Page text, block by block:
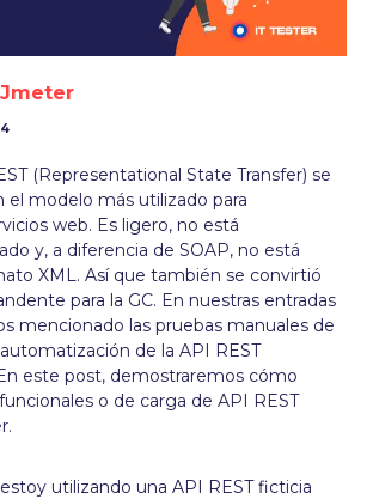
(Representational State Transfer) se
el modelo más utilizado para
web. Es ligero, no está
y, a diferencia de SOAP, no está
XML. Así que también se convirtió
para la GC. En nuestras entradas
mencionado las pruebas manuales de
de la API REST
este post, demostraremos cómo
o de carga de API REST
utilizando una API REST ficticia